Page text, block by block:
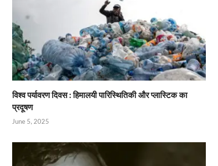
विश्व पर्यावरण दिवस : हिमालयी पारिस्थितिकी और प्लास्टिक का
प्रदूषण
June 5, 2025